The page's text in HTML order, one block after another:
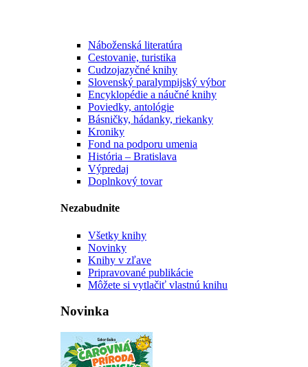
Náboženská literatúra
Cestovanie, turistika
Cudzojazyčné knihy
Slovenský paralympijský výbor
Encyklopédie a náučné knihy
Poviedky, antológie
Básničky, hádanky, riekanky
Kroniky
Fond na podporu umenia
História – Bratislava
Výpredaj
Doplnkový tovar
Nezabudnite
Všetky knihy
Novinky
Knihy v zľave
Pripravované publikácie
Môžete si vytlačiť vlastnú knihu
Novinka